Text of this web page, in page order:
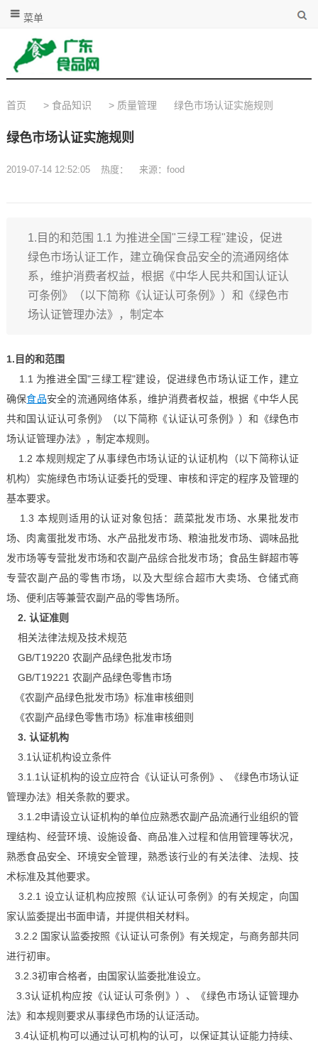
菜单
首页 > 食品知识 > 质量管理 绿色市场认证实施规则
绿色市场认证实施规则
2019-07-14 12:52:05 热度： 来源：food
1.目的和范围 1.1 为推进全国"三绿工程"建设，促进
绿色市场认证工作，建立确保食品安全的流通网络体
系，维护消费者权益，根据《中华人民共和国认证认
可条例》（以下简称《认证认可条例》）和《绿色市
场认证管理办法》，制定本
1.目的和范围
1.1 为推进全国"三绿工程"建设，促进绿色市场认证工作，建立
确保食品安全的流通网络体系，维护消费者权益，根据《中华人民
共和国认证认可条例》（以下简称《认证认可条例》）和《绿色市
场认证管理办法》，制定本规则。
1.2 本规则规定了从事绿色市场认证的认证机构（以下简称认证
机构）实施绿色市场认证委托的受理、审核和评定的程序及管理的
基本要求。
1.3 本规则适用的认证对象包括：蔬菜批发市场、水果批发市
场、肉禽蛋批发市场、水产品批发市场、粮油批发市场、调味品批
发市场等专营批发市场和农副产品综合批发市场；食品生鲜超市等
专营农副产品的零售市场，以及大型综合超市大卖场、仓储式商
场、便利店等兼营农副产品的零售场所。
2. 认证准则
相关法律法规及技术规范
GB/T19220 农副产品绿色批发市场
GB/T19221 农副产品绿色零售市场
《农副产品绿色批发市场》标准审核细则
《农副产品绿色零售市场》标准审核细则
3. 认证机构
3.1认证机构设立条件
3.1.1认证机构的设立应符合《认证认可条例》、《绿色市场认证
管理办法》相关条款的要求。
3.1.2申请设立认证机构的单位应熟悉农副产品流通行业组织的管
理结构、经营环境、设施设备、商品准入过程和信用管理等状况，
熟悉食品安全、环境安全管理，熟悉该行业的有关法律、法规、技
术标准及其他要求。
3.2.1 设立认证机构应按照《认证认可条例》的有关规定，向国
家认监委提出书面申请，并提供相关材料。
3.2.2 国家认监委按照《认证认可条例》有关规定，与商务部共同
进行初审。
3.2.3初审合格者，由国家认监委批准设立。
3.3认证机构应按《认证认可条例》）、《绿色市场认证管理办
法》和本规则要求从事绿色市场的认证活动。
3.4认证机构可以通过认可机构的认可，以保证其认证能力持续、